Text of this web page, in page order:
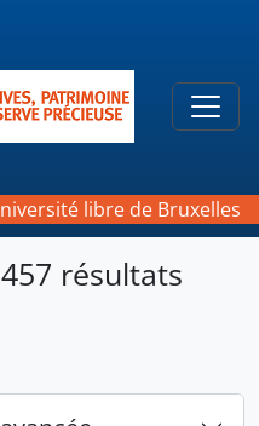
libre de Bruxelles
résultats